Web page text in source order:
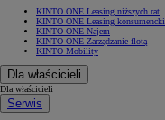
KINTO ONE Leasing niższych rat
KINTO ONE Leasing konsumencki
KINTO ONE Najem
KINTO ONE Zarządzanie flotą
KINTO Mobility
Dla właścicieli
Dla właścicieli
Serwis